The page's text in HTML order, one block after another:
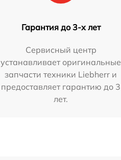
Гарантия до 3-х лет
Сервисный центр
устанавливает оригинальные
запчасти техники Liebherr и
предоставляет гарантию до 3
лет.